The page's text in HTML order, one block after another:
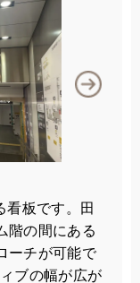
看板です。田
階の間にある
ーチが可能で
ブの幅が広が